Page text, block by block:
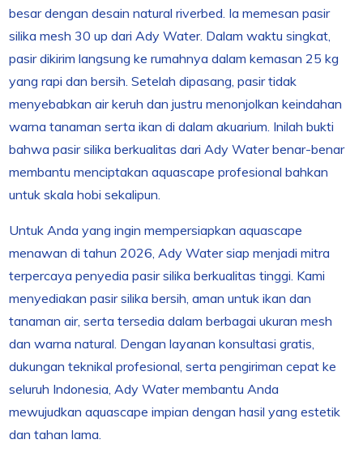
besar dengan desain natural riverbed. Ia memesan pasir
silika mesh 30 up dari Ady Water. Dalam waktu singkat,
pasir dikirim langsung ke rumahnya dalam kemasan 25 kg
yang rapi dan bersih. Setelah dipasang, pasir tidak
menyebabkan air keruh dan justru menonjolkan keindahan
warna tanaman serta ikan di dalam akuarium. Inilah bukti
bahwa pasir silika berkualitas dari Ady Water benar-benar
membantu menciptakan aquascape profesional bahkan
untuk skala hobi sekalipun.
Untuk Anda yang ingin mempersiapkan aquascape
menawan di tahun 2026, Ady Water siap menjadi mitra
terpercaya penyedia pasir silika berkualitas tinggi. Kami
menyediakan pasir silika bersih, aman untuk ikan dan
tanaman air, serta tersedia dalam berbagai ukuran mesh
dan warna natural. Dengan layanan konsultasi gratis,
dukungan teknikal profesional, serta pengiriman cepat ke
seluruh Indonesia, Ady Water membantu Anda
mewujudkan aquascape impian dengan hasil yang estetik
dan tahan lama.